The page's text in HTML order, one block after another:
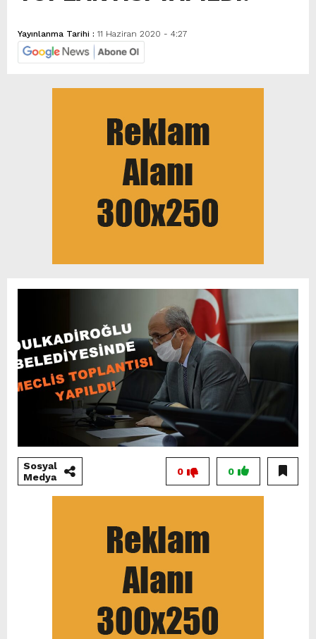
Yayınlanma Tarihi : 11 Haziran 2020 - 4:27
Sosyal
Medya
0
0